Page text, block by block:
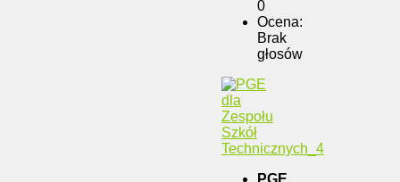
0
Ocena:
Brak
głosów
PGE